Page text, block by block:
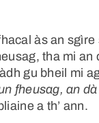
às an
tha mi
gu bheil mi
fheusag, an
a th’ ann.